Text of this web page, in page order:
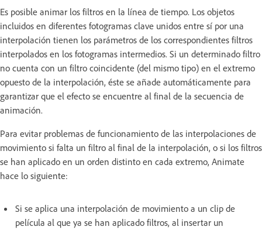
Es posible animar los filtros en la línea de tiempo. Los objetos
incluidos en diferentes fotogramas clave unidos entre sí por una
interpolación tienen los parámetros de los correspondientes filtros
interpolados en los fotogramas intermedios. Si un determinado filtro
no cuenta con un filtro coincidente (del mismo tipo) en el extremo
opuesto de la interpolación, éste se añade automáticamente para
garantizar que el efecto se encuentre al final de la secuencia de
animación.
Para evitar problemas de funcionamiento de las interpolaciones de
movimiento si falta un filtro al final de la interpolación, o si los filtros
se han aplicado en un orden distinto en cada extremo, Animate
hace lo siguiente:
Si se aplica una interpolación de movimiento a un clip de
película al que ya se han aplicado filtros, al insertar un